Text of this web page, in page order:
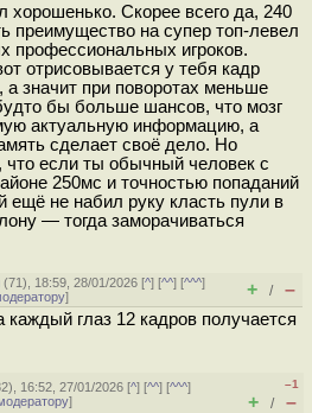
хорошенько. Скорее всего да, 240
преимущество на супер топ-левел
профессиональных игроков.
отрисовывается у тебя кадр
значит при поворотах меньше
бы больше шансов, что мозг
актуальную информацию, а
сделает своё дело. Но
что если ты обычный человек с
250мс и точностью попаданий
ещё не набил руку класть пули в
— тогда заморачиваться
(71), 18:59, 28/01/2026 [^] [^^] [^^^]
] + / –
каждый глаз 12 кадров получается
), 16:52, 27/01/2026 [^] [^^] [^^^]
]
–1
+ / –